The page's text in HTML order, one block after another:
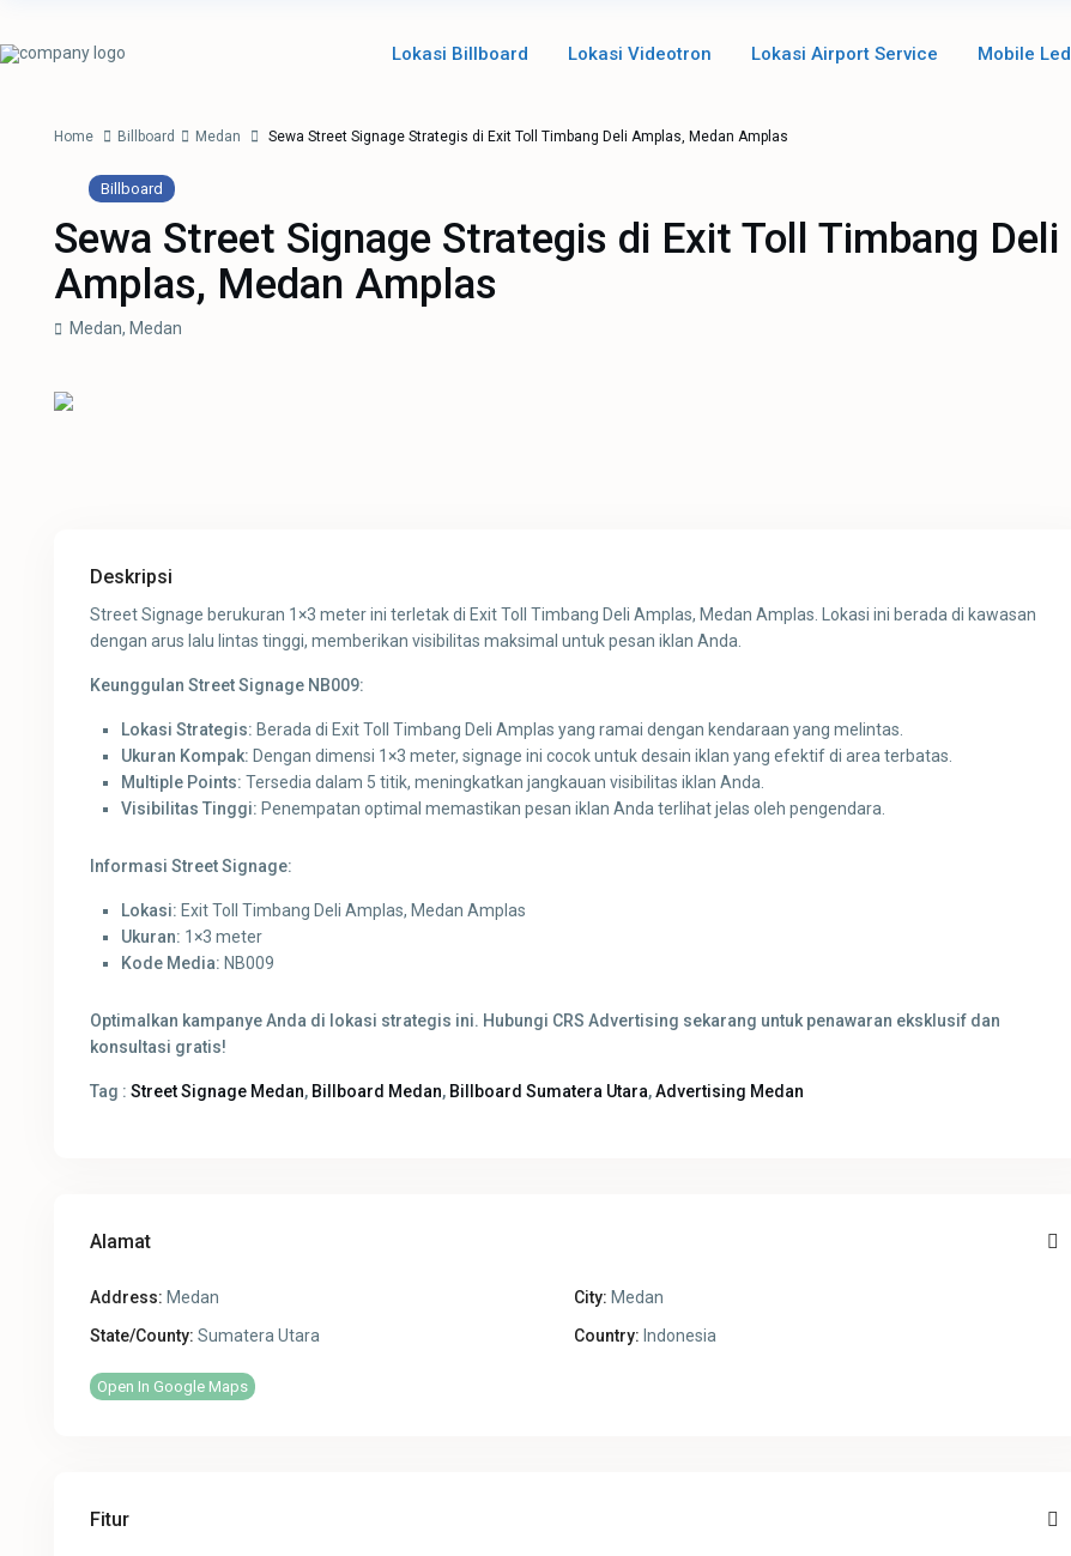
Lokasi Billboard Lokasi Videotron Lokasi Airport Service Mobile Led
Home Billboard Medan Sewa Street Signage Strategis di Exit Toll Timbang Deli Amplas, Medan Amplas
Billboard
Sewa Street Signage Strategis di Exit Toll Timbang Deli
Amplas, Medan Amplas
Medan, Medan
Deskripsi
Street Signage berukuran 1×3 meter ini terletak di Exit Toll Timbang Deli Amplas, Medan Amplas. Lokasi ini berada di kawasan
dengan arus lalu lintas tinggi, memberikan visibilitas maksimal untuk pesan iklan Anda.
Keunggulan Street Signage NB009:
Lokasi Strategis: Berada di Exit Toll Timbang Deli Amplas yang ramai dengan kendaraan yang melintas.
Ukuran Kompak: Dengan dimensi 1×3 meter, signage ini cocok untuk desain iklan yang efektif di area terbatas.
Multiple Points: Tersedia dalam 5 titik, meningkatkan jangkauan visibilitas iklan Anda.
Visibilitas Tinggi: Penempatan optimal memastikan pesan iklan Anda terlihat jelas oleh pengendara.
Informasi Street Signage:
Lokasi: Exit Toll Timbang Deli Amplas, Medan Amplas
Ukuran: 1×3 meter
Kode Media: NB009
Optimalkan kampanye Anda di lokasi strategis ini. Hubungi CRS Advertising sekarang untuk penawaran eksklusif dan
konsultasi gratis!
Tag :Street Signage Medan, Billboard Medan, Billboard Sumatera Utara,Advertising Medan
Alamat
Address: Medan City: Medan
State/County: Sumatera Utara Country: Indonesia
Open In Google Maps
Fitur